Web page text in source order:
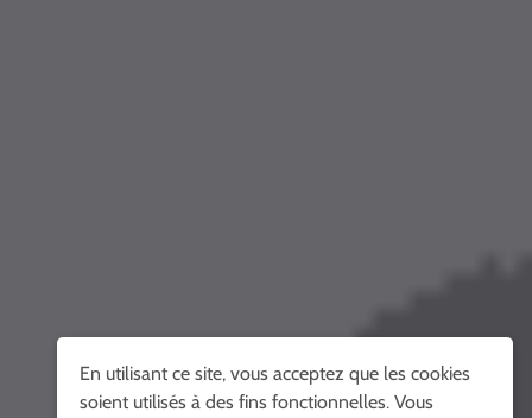
En utilisant ce site, vous acceptez que les cookies
soient utilisés à des fins fonctionnelles. Vous